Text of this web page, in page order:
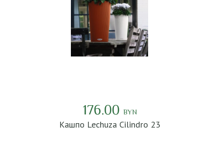
176.00 BYN
Кашпо Lechuza Cilindro 23